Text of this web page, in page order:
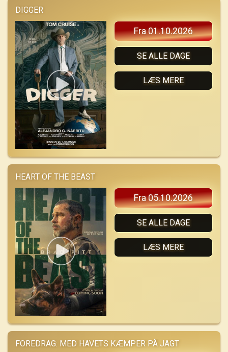
DIGGER
Fra 01.10.2026
SE ALLE DAGE
LÆS MERE
HEART OF THE BEAST
Fra 05.10.2026
SE ALLE DAGE
LÆS MERE
FOREDRAG: MED HAVETS KÆMPER PÅ JAGT